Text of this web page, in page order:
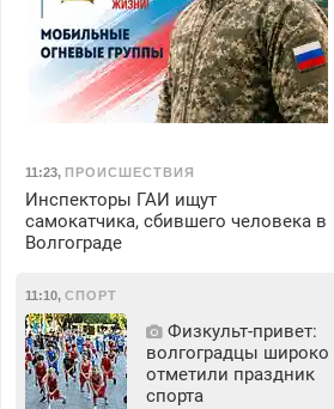
11:23, ПРОИСШЕСТВИЯ
Инспекторы ГАИ ищут
самокатчика, сбившего человека в
Волгограде
11:10, СПОРТ
Физкульт‑привет:
волгоградцы широко
отметили праздник
спорта